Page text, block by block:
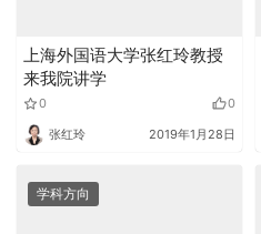
上海外国语大学张红玲教授
来我院讲学
0 0
张红玲 2019年1月28日
学科方向